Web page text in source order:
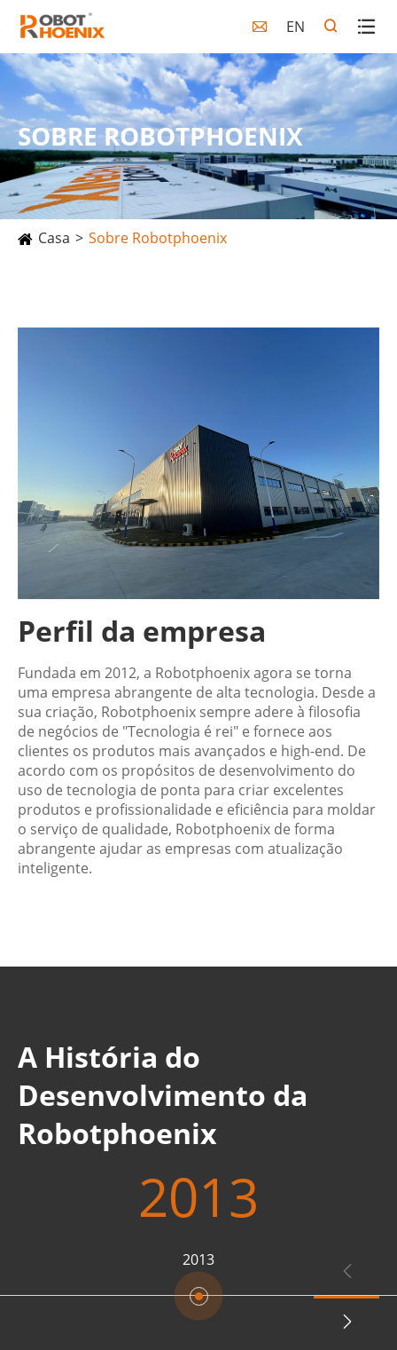
 EN
SOBRE ROBOTPHOENIX
Casa Sobre Robotphoenix
Perfil da empresa
Fundada em 2012, a Robotphoenix agora se torna
uma empresa abrangente de alta tecnologia. Desde a
sua criação, Robotphoenix sempre adere à filosofia
de negócios de "Tecnologia é rei" e fornece aos
clientes os produtos mais avançados e high-end. De
acordo com os propósitos de desenvolvimento do
uso de tecnologia de ponta para criar excelentes
produtos e profissionalidade e eficiência para moldar
o serviço de qualidade, Robotphoenix de forma
abrangente ajudar as empresas com atualização
inteligente.
A História do
Desenvolvimento da
Robotphoenix
2013
2013

